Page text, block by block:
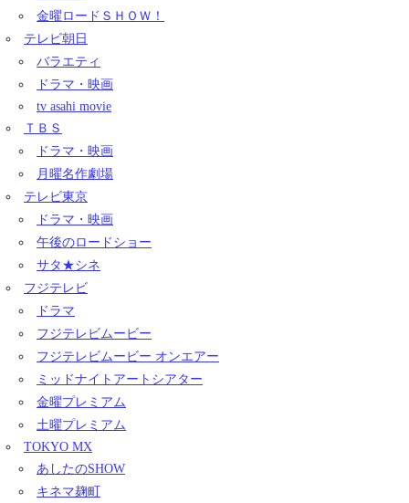
金曜ロードＳＨＯＷ！
テレビ朝日
バラエティ
ドラマ・映画
tv asahi movie
ＴＢＳ
ドラマ・映画
月曜名作劇場
テレビ東京
ドラマ・映画
午後のロードショー
サタ★シネ
フジテレビ
ドラマ
フジテレビムービー
フジテレビムービー オンエアー
ミッドナイトアートシアター
金曜プレミアム
土曜プレミアム
TOKYO MX
あしたのSHOW
キネマ麹町